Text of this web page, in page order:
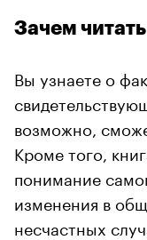
Зачем
Вы узнаете о
возможно,
Кроме того,
понимание
изменения в
несчастных